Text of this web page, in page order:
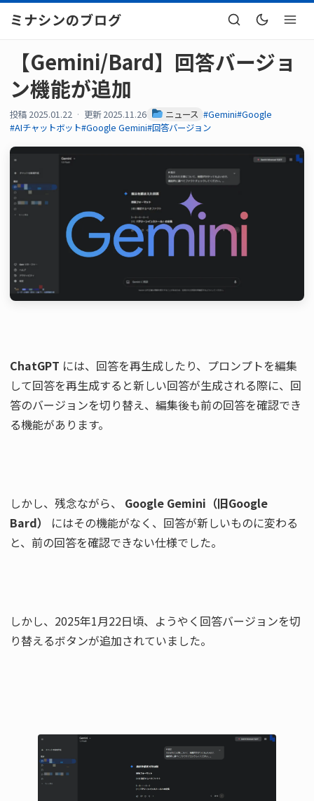
ミナシンのブログ
【Gemini/Bard】回答バージョ
ン機能が追加
投稿 2025.01.22 更新 2025.11.26 ニュース #Gemini#Google
#AIチャットボット#Google Gemini#回答バージョン
ChatGPT には、回答を再生成したり、プロンプトを編集
して回答を再生成すると新しい回答が生成される際に、回
答のバージョンを切り替え、編集後も前の回答を確認でき
る機能があります。
しかし、残念ながら、 Google Gemini（旧Google
Bard）
にはその機能がなく、回答が新しいものに変わる
と、前の回答を確認できない仕様でした。
しかし、2025年1月22日頃、ようやく回答バージョンを切
り替えるボタンが追加されていました。